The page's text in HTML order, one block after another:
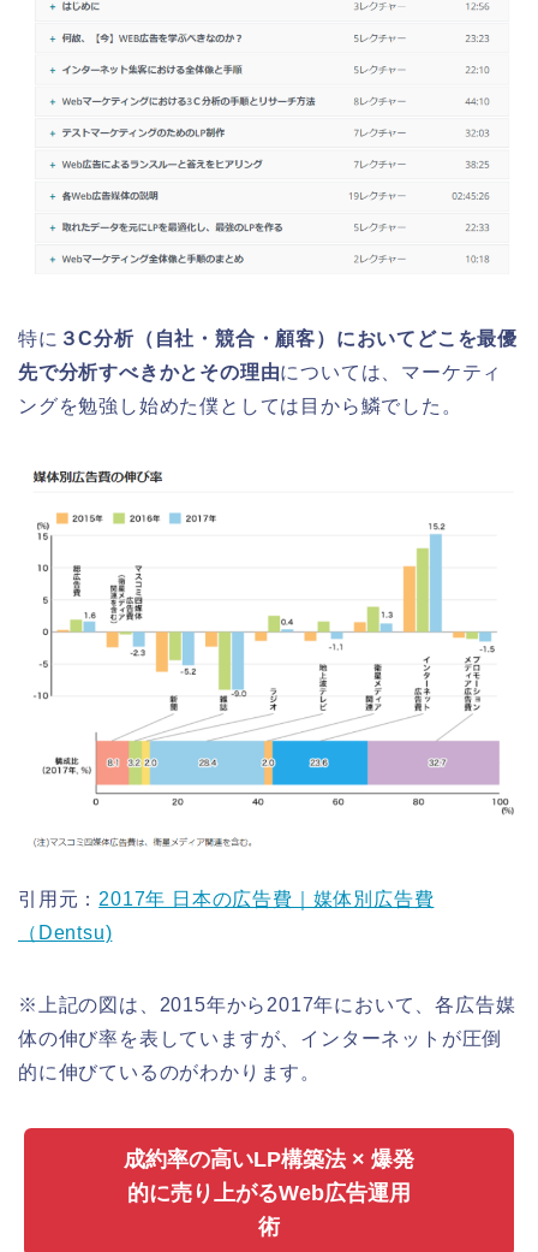
特に ３C分析（自社・競合・顧客）においてどこを最優
先で分析すべきかとその理由については、マーケティ
ングを勉強し始めた僕としては目から鱗でした。
引用元： 2017年 日本の広告費｜媒体別広告費
（Dentsu)
※上記の図は、2015年から2017年において、各広告媒
体の伸び率を表していますが、インターネットが圧倒
的に伸びているのがわかります。
成約率の高いLP構築法 × 爆発
的に売り上がるWeb広告運用
術